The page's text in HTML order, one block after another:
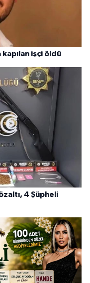
kapılan işçi öldü
4 Şüpheli